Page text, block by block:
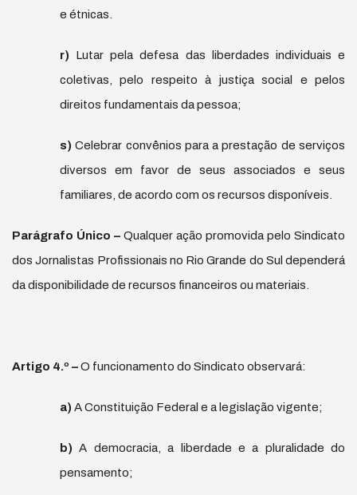
e étnicas.
r) Lutar pela defesa das liberdades individuais e
coletivas, pelo respeito à justiça social e pelos
direitos fundamentais da pessoa;
s) Celebrar convênios para a prestação de serviços
diversos em favor de seus associados e seus
familiares, de acordo com os recursos disponíveis.
Parágrafo Único – Qualquer ação promovida pelo Sindicato
dos Jornalistas Profissionais no Rio Grande do Sul dependerá
da disponibilidade de recursos financeiros ou materiais.
Artigo 4.º –O funcionamento do Sindicato observará:
a) A Constituição Federal e a legislação vigente;
b) A democracia, a liberdade e a pluralidade do
pensamento;